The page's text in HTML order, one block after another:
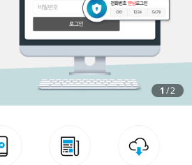
1 /2